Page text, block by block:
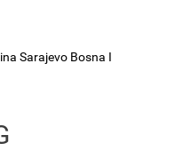
Sarajevo Bosna I